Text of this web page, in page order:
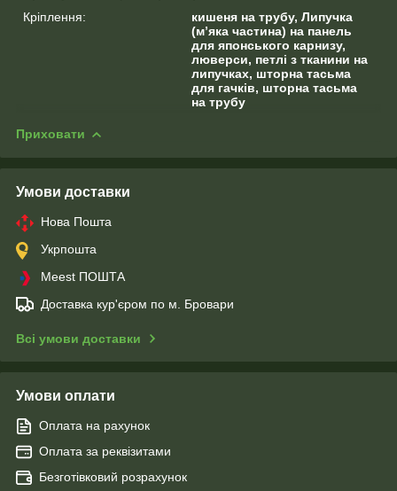
Кріплення:
кишеня на трубу, Липучка
(м’яка частина) на панель
для японського карнизу,
люверси, петлі з тканини на
липучках, шторна тасьма
для гачків, шторна тасьма
на трубу
Приховати
Умови доставки
Нова Пошта
Укрпошта
Meest ПОШТА
Доставка кур'єром по м. Бровари
Всі умови доставки
Умови оплати
Оплата на рахунок
Оплата за реквізитами
Безготівковий розрахунок